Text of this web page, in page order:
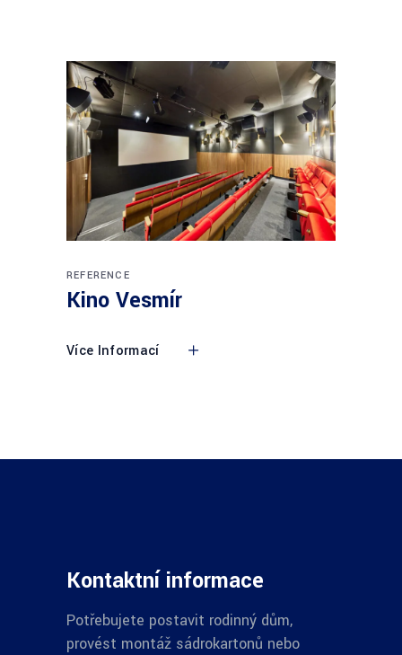
REFERENCE
Kino Vesmír
Více Informací
Kontaktní informace
Potřebujete postavit rodinný dům,
provést montáž sádrokartonů nebo